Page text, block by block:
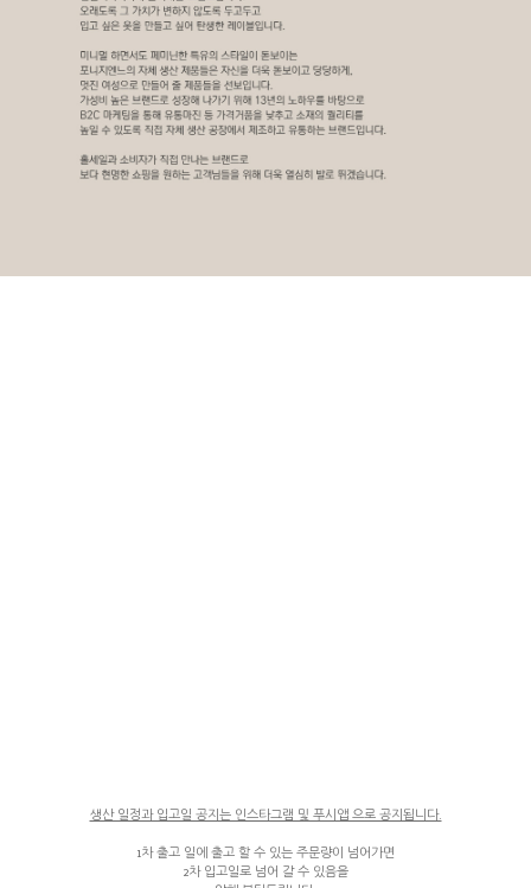
생산 일정과 입고일 공지는 인스타그램 및 푸시앱 으로 공지됩니다.
1차 출고 일에 출고 할 수 있는 주문량이 넘어가면
2차 입고일로 넘어 갈 수 있음을